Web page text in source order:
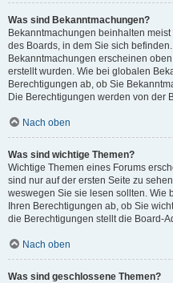
Was sind Bekanntmachungen?
Bekanntmachungen beinhalten
des Boards, in dem Sie sich
Bekanntmachungen erscheinen
erstellt wurden. Wie bei globalen
Berechtigungen ab, ob Sie
Die Berechtigungen werden von der
Nach oben
Was sind wichtige Themen?
Wichtige Themen eines Forums
sind nur auf der ersten Seite zu
weswegen Sie sie lesen sollten. Wie
Ihren Berechtigungen ab, ob Sie
die Berechtigungen stellt die Board-
Nach oben
Was sind geschlossene Themen?